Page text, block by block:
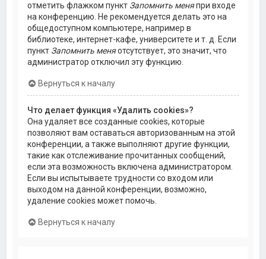
отметить флажком пункт Запомнить меняпри входе
на конференцию. Не рекомендуется делать это на
общедоступном компьютере, например в
библиотеке, интернет-кафе, университете и т. д. Если
пункт Запомнить меняотсутствует, это значит, что
администратор отключил эту функцию.
Вернуться к началу
Что делает функция «Удалить cookies»?
Она удаляет все созданные cookies, которые
позволяют вам оставаться авторизованным на этой
конференции, а также выполняют другие функции,
такие как отслеживание прочитанных сообщений,
если эта возможность включена администратором.
Если вы испытываете трудности со входом или
выходом на данной конференции, возможно,
удаление cookies может помочь.
Вернуться к началу